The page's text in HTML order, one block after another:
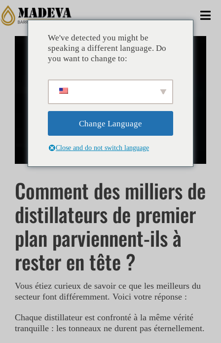
Aller
au
contenu
la
ACCUEIL
COMMERCIAL
ENTREPRISE
AVANTAGES
TECHNIQUE
NOUVELLES
CONTACT
Comment des milliers de
distillateurs de premier
plan parviennent-ils à
rester en tête ?
Vous étiez curieux de savoir ce que les meilleurs du
secteur font différemment. Voici votre réponse :
Chaque distillateur est confronté à la même vérité
tranquille : les tonneaux ne durent pas éternellement.
We've detected you might be
speaking a different language. Do
you want to change to:
Change Language
Close and do not switch language